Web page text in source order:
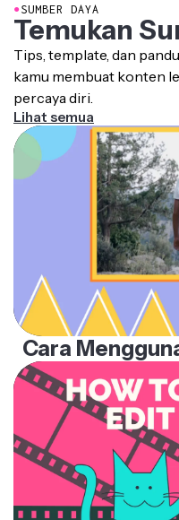
Temukan
Tips, template, dan
kamu membuat konten
percaya diri.
Lihat semua
Cara